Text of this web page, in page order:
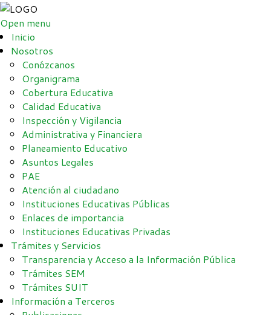
Open menu
Inicio
Nosotros
Conózcanos
Organigrama
Cobertura Educativa
Calidad Educativa
Inspección y Vigilancia
Administrativa y Financiera
Planeamiento Educativo
Asuntos Legales
PAE
Atención al ciudadano
Instituciones Educativas Públicas
Enlaces de importancia
Instituciones Educativas Privadas
Trámites y Servicios
Transparencia y Acceso a la Información Pública
Trámites SEM
Trámites SUIT
Información a Terceros